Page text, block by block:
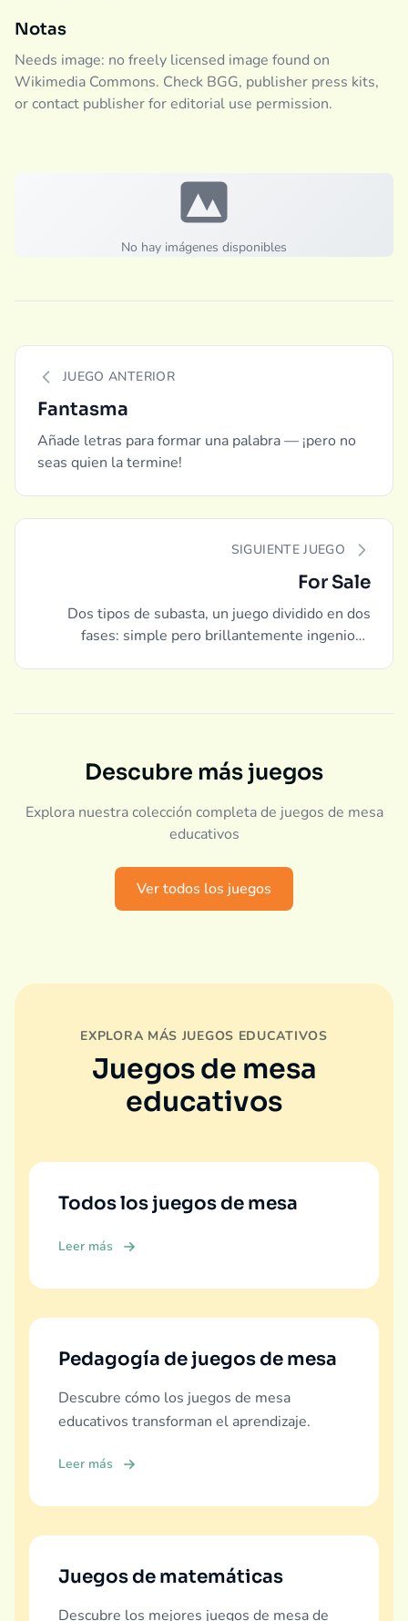
No hay imágenes disponibles
Notas
Needs image: no freely licensed image found on
Wikimedia Commons. Check BGG, publisher press kits,
or contact publisher for editorial use permission.
JUEGO ANTERIOR
Fantasma
Añade letras para formar una palabra — ¡pero no
seas quien la termine!
SIGUIENTE JUEGO
For Sale
Dos tipos de subasta, un juego dividido en dos
fases: simple pero brillantemente ingenioso
Descubre más juegos
Explora nuestra colección completa de juegos de mesa
educativos
Ver todos los juegos
EXPLORA MÁS JUEGOS EDUCATIVOS
Juegos de mesa
educativos
Todos los juegos de mesa
Leer más
Pedagogía de juegos de mesa
Descubre cómo los juegos de mesa
educativos transforman el aprendizaje.
Leer más
Juegos de matemáticas
Descubre los mejores juegos de mesa de